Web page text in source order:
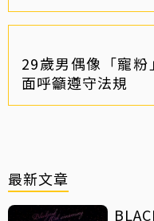
29歲男偶像「寵
面呼籲遵守法規
最新文章